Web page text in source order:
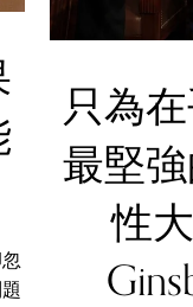
只為
最堅
性